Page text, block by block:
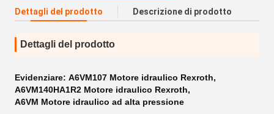
Dettagli del prodotto Descrizione di prodotto
Dettagli del prodotto
Evidenziare: A6VM107 Motore idraulico Rexroth,
A6VM140HA1R2 Motore idraulico Rexroth,
A6VM Motore idraulico ad alta pressione